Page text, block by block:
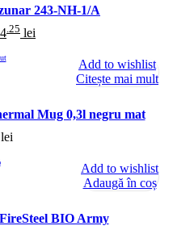
243-NH-1/A
.25 lei
Mug 0,3l negru mat
lei
Add to wishlist
Citește mai mult
BIO Army
Add to wishlist
Adaugă în coș